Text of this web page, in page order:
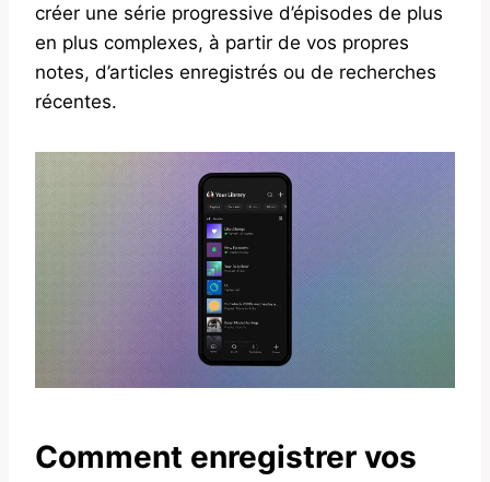
créer une série progressive d’épisodes de plus
en plus complexes, à partir de vos propres
notes, d’articles enregistrés ou de recherches
récentes.
Comment enregistrer vos